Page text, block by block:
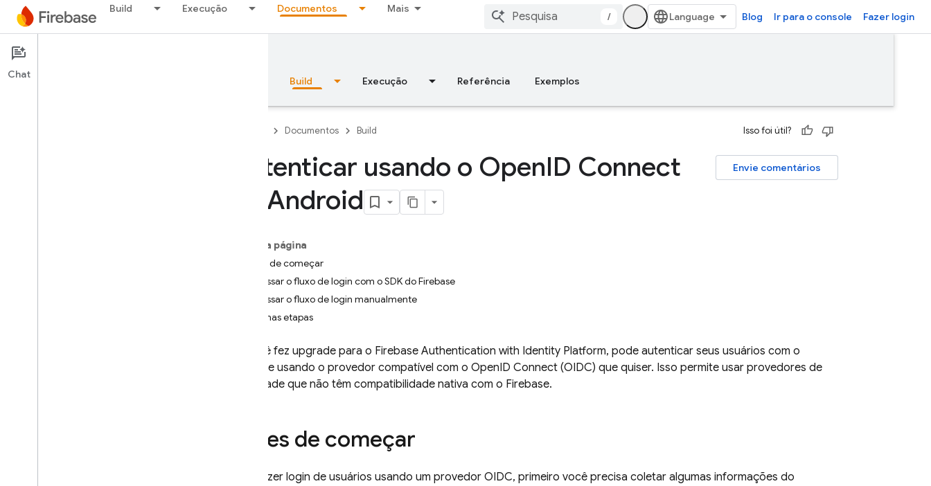
Build Execução Documentos Mais
/ Blog Ir para o console Fazer login
Documentação
Visão geral Build Execução Referência Exemplos
Documentos Build Isso foi útil?
Envie comentários
Autenticar usando o OpenID Connect
no Android
Nesta página
Antes de começar
Processar o fluxo de login com o SDK do Firebase
Processar o fluxo de login manualmente
Próximas etapas
Se você fez upgrade para o Firebase Authentication with Identity Platform, pode autenticar seus usuários com o
Firebase usando o provedor compatível com o OpenID Connect (OIDC) que quiser. Isso permite usar provedores de
identidade que não têm compatibilidade nativa com o Firebase.
Antes de começar
Para fazer login de usuários usando um provedor OIDC, primeiro você precisa coletar algumas informações do
Chat